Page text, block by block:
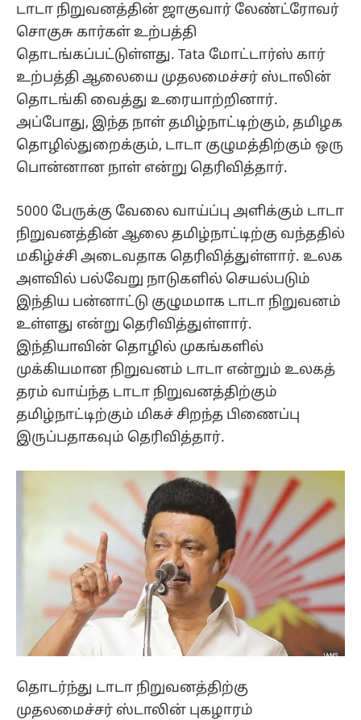
டாடா நிறுவனத்தின் ஜாகுவார் லேண்ட்ரோவர்
சொகுசு கார்கள் உற்பத்தி
தொடங்கப்பட்டுள்ளது. Tata மோட்டார்ஸ் கார்
உற்பத்தி ஆலையை முதலமைச்சர் ஸ்டாலின்
தொடங்கி வைத்து உரையாற்றினார்.
அப்போது, இந்த நாள் தமிழ்நாட்டிற்கும், தமிழக
தொழில்துறைக்கும், டாடா குழுமத்திற்கும் ஒரு
பொன்னான நாள் என்று தெரிவித்தார்.
5000 பேருக்கு வேலை வாய்ப்பு அளிக்கும் டாடா
நிறுவனத்தின் ஆலை தமிழ்நாட்டிற்கு வந்ததில்
மகிழ்ச்சி அடைவதாக தெரிவித்துள்ளார். உலக
அளவில் பல்வேறு நாடுகளில் செயல்படும்
இந்திய பன்னாட்டு குழுமமாக டாடா நிறுவனம்
உள்ளது என்று தெரிவித்துள்ளார்.
இந்தியாவின் தொழில் முகங்களில்
முக்கியமான நிறுவனம் டாடா என்றும் உலகத்
தரம் வாய்ந்த டாடா நிறுவனத்திற்கும்
தமிழ்நாட்டிற்கும் மிகச் சிறந்த பிணைப்பு
இருப்பதாகவும் தெரிவித்தார்.
தொடர்ந்து டாடா நிறுவனத்திற்கு
முதலமைச்சர் ஸ்டாலின் புகழாரம்